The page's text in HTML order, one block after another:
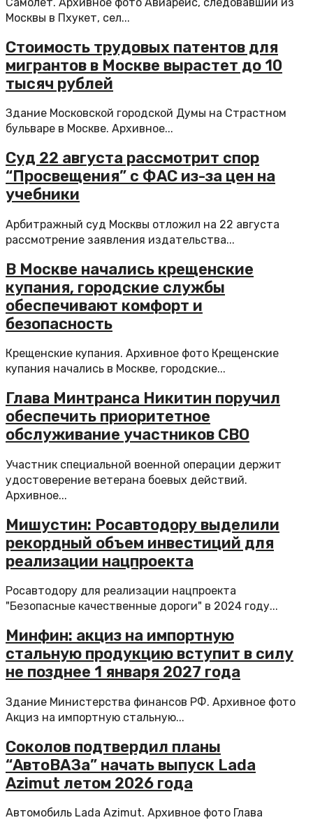
Москвы в Пхукет, сел...
Стоимость трудовых патентов для
мигрантов в Москве вырастет до 10
тысяч рублей
Здание Московской городской Думы на Страстном
бульваре в Москве. Архивное...
Суд 22 августа рассмотрит спор
“Просвещения” с ФАС из-за цен на
учебники
Арбитражный суд Москвы отложил на 22 августа
рассмотрение заявления издательства...
В Москве начались крещенские
купания, городские службы
обеспечивают комфорт и
безопасность
Крещенские купания. Архивное фото Крещенские
купания начались в Москве, городские...
Глава Минтранса Никитин поручил
обеспечить приоритетное
обслуживание участников СВО
Участник специальной военной операции держит
удостоверение ветерана боевых действий.
Архивное...
Мишустин: Росавтодору выделили
рекордный объем инвестиций для
реализации нацпроекта
Росавтодору для реализации нацпроекта
"Безопасные качественные дороги" в 2024 году...
Минфин: акциз на импортную
стальную продукцию вступит в силу
не позднее 1 января 2027 года
Здание Министерства финансов РФ. Архивное фото
Акциз на импортную стальную...
Соколов подтвердил планы
“АвтоВАЗа” начать выпуск Lada
Azimut летом 2026 года
Автомобиль Lada Azimut. Архивное фото Глава